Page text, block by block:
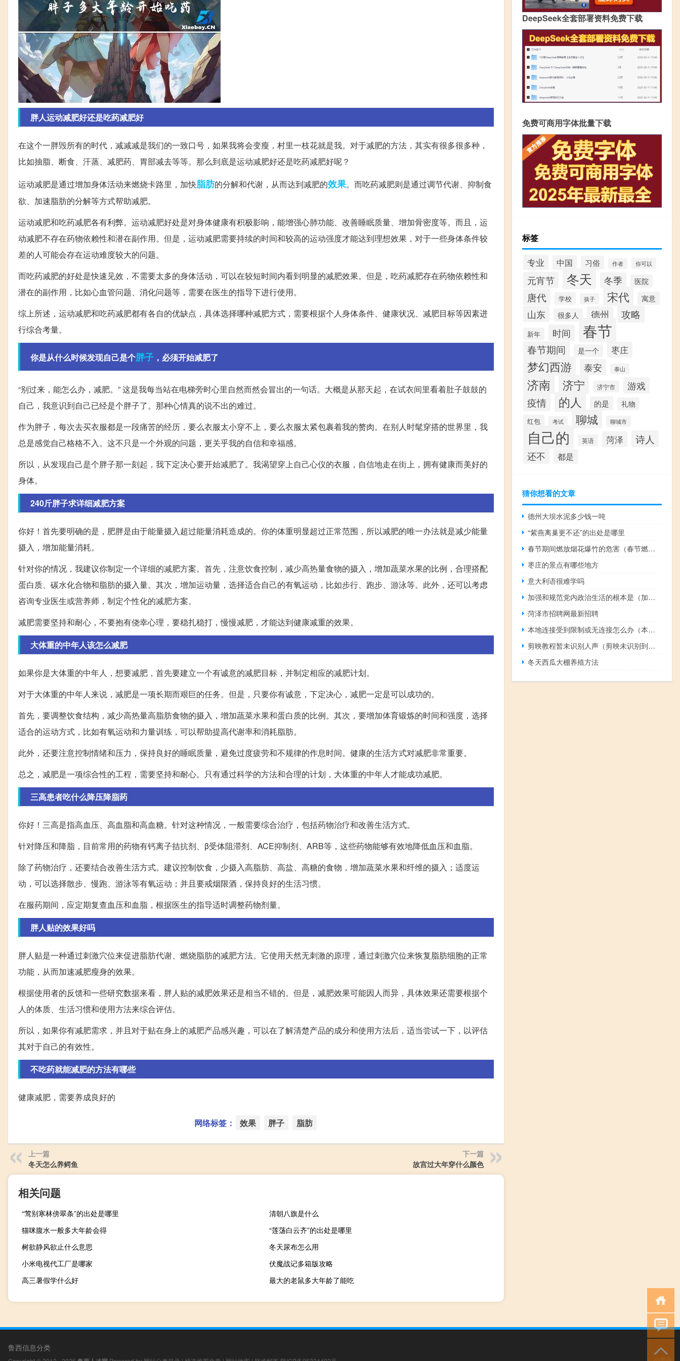
胖人运动减肥好还是吃药减肥好
在这个一胖毁所有的时代，减减减是我们的一致口号，如果我将会变瘦，村里一枝花就是我。对于减肥的方法，其实有很多很多种，
比如抽脂、断食、汗蒸、减肥药、胃部减去等等。那么到底是运动减肥好还是吃药减肥好呢？
运动减肥是通过增加身体活动来燃烧卡路里，加快脂肪的分解和代谢，从而达到减肥的效果。而吃药减肥则是通过调节代谢、抑制食
欲、加速脂肪的分解等方式帮助减肥。
运动减肥和吃药减肥各有利弊。运动减肥好处是对身体健康有积极影响，能增强心肺功能、改善睡眠质量、增加骨密度等。而且，运
动减肥不存在药物依赖性和潜在副作用。但是，运动减肥需要持续的时间和较高的运动强度才能达到理想效果，对于一些身体条件较
差的人可能会存在运动难度较大的问题。
而吃药减肥的好处是快速见效，不需要太多的身体活动，可以在较短时间内看到明显的减肥效果。但是，吃药减肥存在药物依赖性和
潜在的副作用，比如心血管问题、消化问题等，需要在医生的指导下进行使用。
综上所述，运动减肥和吃药减肥都有各自的优缺点，具体选择哪种减肥方式，需要根据个人身体条件、健康状况、减肥目标等因素进
行综合考量。
你是从什么时候发现自己是个胖子 ，必须开始减肥了
“别过来，能怎么办，减肥。” 这是我每当站在电梯旁时心里自然而然会冒出的一句话。大概是从那天起，在试衣间里看着肚子鼓鼓的
自己，我意识到自己已经是个胖子了。那种心情真的说不出的难过。
作为胖子，每次去买衣服都是一段痛苦的经历，要么衣服太小穿不上，要么衣服太紧包裹着我的赘肉。在别人时髦穿搭的世界里，我
总是感觉自己格格不入。这不只是一个外观的问题，更关乎我的自信和幸福感。
所以，从发现自己是个胖子那一刻起，我下定决心要开始减肥了。我渴望穿上自己心仪的衣服，自信地走在街上，拥有健康而美好的
身体。
240斤胖子求详细减肥方案
你好！首先要明确的是，肥胖是由于能量摄入超过能量消耗造成的。你的体重明显超过正常范围，所以减肥的唯一办法就是减少能量
摄入，增加能量消耗。
针对你的情况，我建议你制定一个详细的减肥方案。首先，注意饮食控制，减少高热量食物的摄入，增加蔬菜水果的比例，合理搭配
蛋白质、碳水化合物和脂肪的摄入量。其次，增加运动量，选择适合自己的有氧运动，比如步行、跑步、游泳等。此外，还可以考虑
咨询专业医生或营养师，制定个性化的减肥方案。
减肥需要坚持和耐心，不要抱有侥幸心理，要稳扎稳打，慢慢减肥，才能达到健康减重的效果。
大体重的中年人该怎么减肥
如果你是大体重的中年人，想要减肥，首先要建立一个有诚意的减肥目标，并制定相应的减肥计划。
对于大体重的中年人来说，减肥是一项长期而艰巨的任务。但是，只要你有诚意，下定决心，减肥一定是可以成功的。
首先，要调整饮食结构，减少高热量高脂肪食物的摄入，增加蔬菜水果和蛋白质的比例。其次，要增加体育锻炼的时间和强度，选择
适合的运动方式，比如有氧运动和力量训练，可以帮助提高代谢率和消耗脂肪。
此外，还要注意控制情绪和压力，保持良好的睡眠质量，避免过度疲劳和不规律的作息时间。健康的生活方式对减肥非常重要。
总之，减肥是一项综合性的工程，需要坚持和耐心。只有通过科学的方法和合理的计划，大体重的中年人才能成功减肥。
三高患者吃什么降压降脂药
你好！三高是指高血压、高血脂和高血糖。针对这种情况，一般需要综合治疗，包括药物治疗和改善生活方式。
针对降压和降脂，目前常用的药物有钙离子拮抗剂、β受体阻滞剂、ACE抑制剂、ARB等，这些药物能够有效地降低血压和血脂。
除了药物治疗，还要结合改善生活方式。建议控制饮食，少摄入高脂肪、高盐、高糖的食物，增加蔬菜水果和纤维的摄入；适度运
动，可以选择散步、慢跑、游泳等有氧运动；并且要戒烟限酒，保持良好的生活习惯。
在服药期间，应定期复查血压和血脂，根据医生的指导适时调整药物剂量。
胖人贴的效果好吗
胖人贴是一种通过刺激穴位来促进脂肪代谢、燃烧脂肪的减肥方法。它使用天然无刺激的原理，通过刺激穴位来恢复脂肪细胞的正常
功能，从而加速减肥瘦身的效果。
根据使用者的反馈和一些研究数据来看，胖人贴的减肥效果还是相当不错的。但是，减肥效果可能因人而异，具体效果还需要根据个
人的体质、生活习惯和使用方法来综合评估。
所以，如果你有减肥需求，并且对于贴在身上的减肥产品感兴趣，可以在了解清楚产品的成分和使用方法后，适当尝试一下，以评估
其对于自己的有效性。
不吃药就能减肥的方法有哪些
健康减肥，需要养成良好的
网络标签： 效果 胖子 脂肪
上一篇
冬天怎么养鳄鱼
下一篇
故宫过大年穿什么颜色
相关问题
“莺别寒林傍翠条”的出处是哪里
清朝八旗是什么
猫咪腹水一般多大年龄会得
“莲荡白云齐”的出处是哪里
树欲静风欲止什么意思
冬天尿布怎么用
小米电视代工厂是哪家
伏魔战记多箱版攻略
高三暑假学什么好
最大的老鼠多大年龄了能吃
DeepSeek全套部署资料免费下载
免费可商用字体批量下载
标签
专业 中国 习俗 作者 你可以
元宵节 冬天 冬季 医院
唐代 学校 孩子 宋代 寓意
山东 很多人 德州 攻略
新年 时间 春节
春节期间 是一个 枣庄
梦幻西游 泰安 泰山
济南 济宁 济宁市 游戏
疫情 的人 的是
礼物
红包
考试 聊城 聊城市
自己的 英语 菏泽 诗人
还不 都是
猜你想看的文章
德州大坝水泥多少钱一吨
“紫燕离巢更不还”的出处是哪里
春节期间燃放烟花爆竹的危害（春节燃放烟花爆竹的危害）
枣庄的景点有哪些地方
意大利语很难学吗
加强和规范党内政治生活的根本是（加强和规范党内政治生活的根本要求是）
菏泽市招聘网最新招聘
本地连接受到限制或无连接怎么办（本地连接受限制或无连接怎么办）
剪映教程暂未识别人声（剪映未识别到人声）
冬天西瓜大棚养殖方法
鲁西信息分类